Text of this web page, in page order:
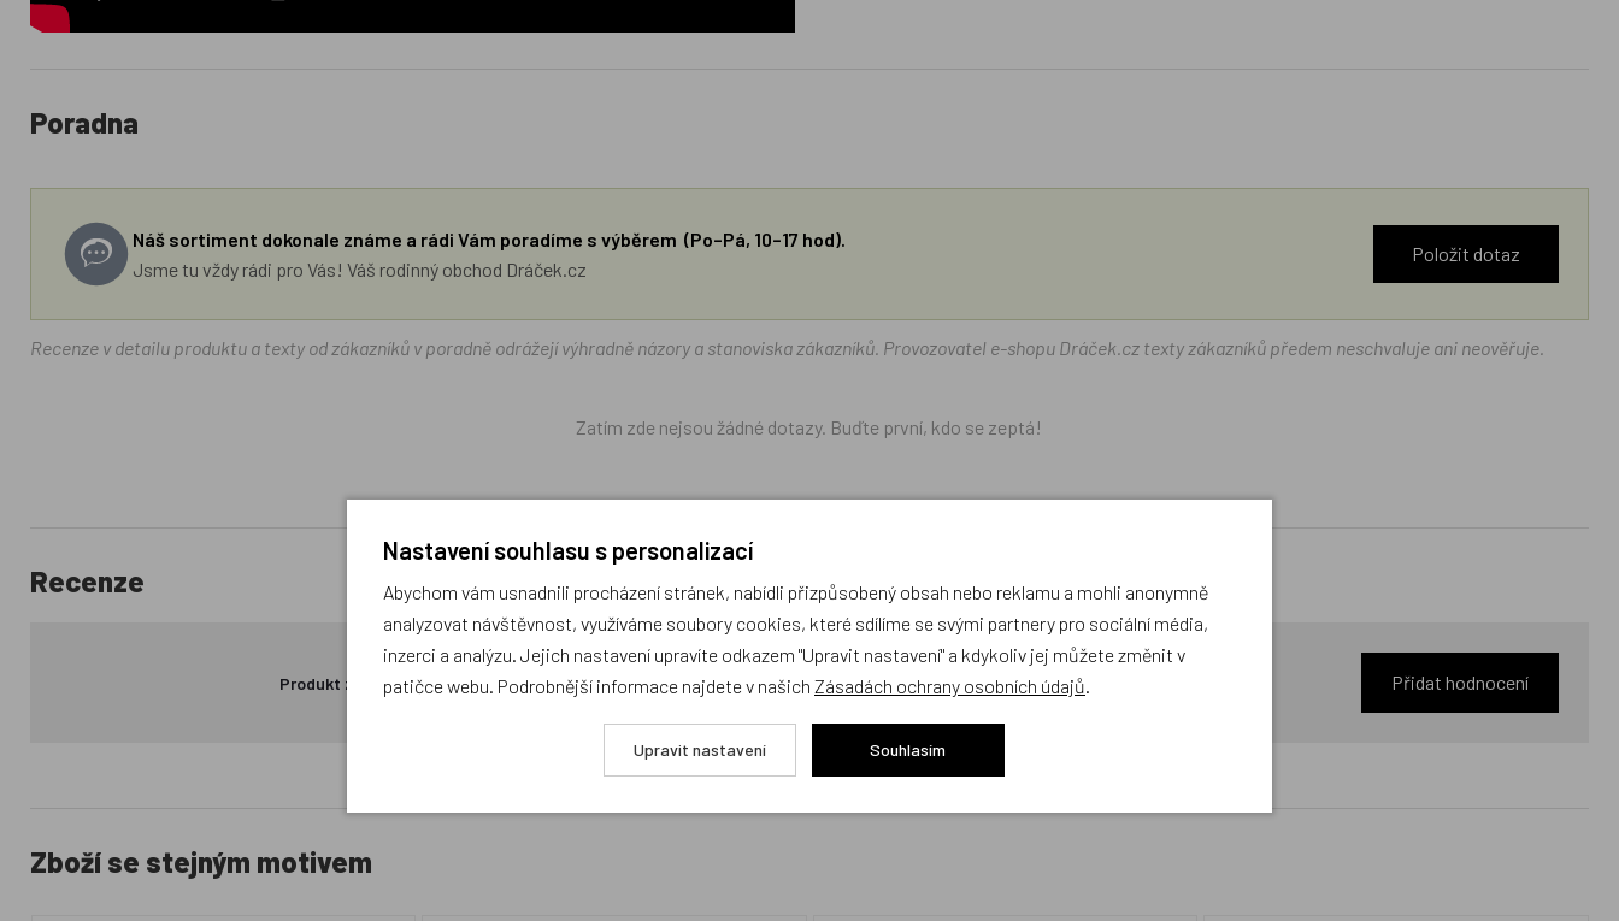
Poradna
Náš sortiment dokonale známe a rádi Vám poradíme s výběrem (Po–Pá, 10–17 hod).
Jsme tu vždy rádi pro Vás! Váš rodinný obchod Dráček.cz
Položit dotaz
Recenze v detailu produktu a texty od zákazníků v poradně odrážejí výhradně názory a stanoviska zákazníků. Provozovatel e-shopu Dráček.cz texty zákazníků předem neschvaluje ani neověřuje.
Zatím zde nejsou žádné dotazy. Buďte první, kdo se zeptá!
Recenze
Produkt zatím nemá žádné hodnocení,buďte první, kdo produkt ohodnotí! Přidat hodnocení
Zboží se stejným motivem
Nastavení souhlasu s personalizací
Abychom vám usnadnili procházení stránek, nabídli přizpůsobený obsah nebo reklamu a mohli anonymně
analyzovat návštěvnost, využíváme soubory cookies, které sdílíme se svými partnery pro sociální média,
inzerci a analýzu. Jejich nastavení upravíte odkazem "Upravit nastavení" a kdykoliv jej můžete změnit v
patičce webu. Podrobnější informace najdete v našich Zásadách ochrany osobních údajů.
Upravit nastavení Souhlasím